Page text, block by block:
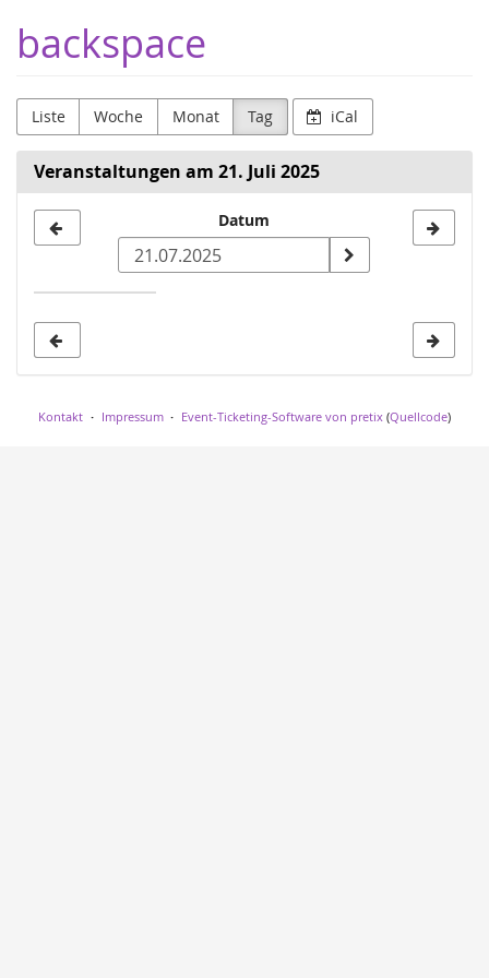
Haupt-
Inhalt
backspace
Liste Woche Monat Tag iCal
Veranstaltungen am 21. Juli 2025
zur
Anzeige
Datum
Kontakt Impressum Event-Ticketing-Software von pretix (Quellcode)